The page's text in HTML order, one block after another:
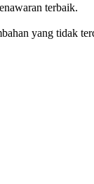
terbaik.
yang tidak